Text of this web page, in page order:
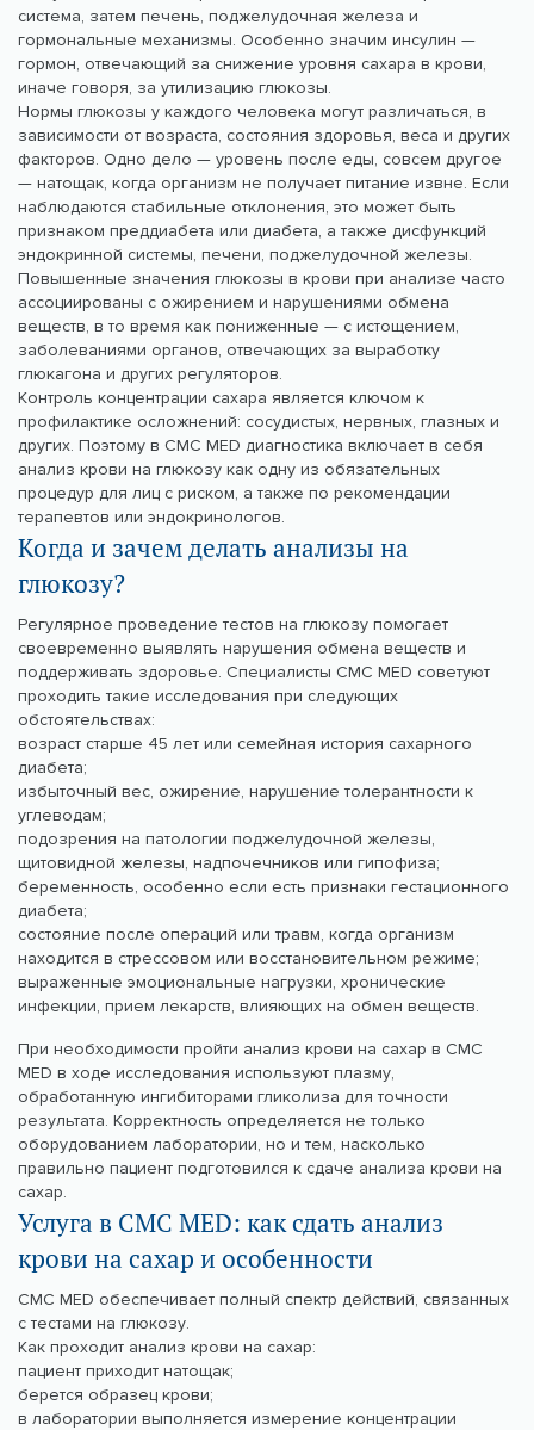
система, затем печень, поджелудочная железа и
гормональные механизмы. Особенно значим инсулин —
гормон, отвечающий за снижение уровня сахара в крови,
иначе говоря, за утилизацию глюкозы.
Нормы глюкозы у каждого человека могут различаться, в
зависимости от возраста, состояния здоровья, веса и других
факторов. Одно дело — уровень после еды, совсем другое
— натощак, когда организм не получает питание извне. Если
наблюдаются стабильные отклонения, это может быть
признаком преддиабета или диабета, а также дисфункций
эндокринной системы, печени, поджелудочной железы.
Повышенные значения глюкозы в крови при анализе часто
ассоциированы с ожирением и нарушениями обмена
веществ, в то время как пониженные — с истощением,
заболеваниями органов, отвечающих за выработку
глюкагона и других регуляторов.
Контроль концентрации сахара является ключом к
профилактике осложнений: сосудистых, нервных, глазных и
других. Поэтому в CMC MED диагностика включает в себя
анализ крови на глюкозу как одну из обязательных
процедур для лиц с риском, а также по рекомендации
терапевтов или эндокринологов.
Когда и зачем делать анализы на
глюкозу?
Регулярное проведение тестов на глюкозу помогает
своевременно выявлять нарушения обмена веществ и
поддерживать здоровье. Специалисты CMC MED советуют
проходить такие исследования при следующих
обстоятельствах:
возраст старше 45 лет или семейная история сахарного
диабета;
избыточный вес, ожирение, нарушение толерантности к
углеводам;
подозрения на патологии поджелудочной железы,
щитовидной железы, надпочечников или гипофиза;
беременность, особенно если есть признаки гестационного
диабета;
состояние после операций или травм, когда организм
находится в стрессовом или восстановительном режиме;
выраженные эмоциональные нагрузки, хронические
инфекции, прием лекарств, влияющих на обмен веществ.
При необходимости пройти анализ крови на сахар в CMC
MED в ходе исследования используют плазму,
обработанную ингибиторами гликолиза для точности
результата. Корректность определяется не только
оборудованием лаборатории, но и тем, насколько
правильно пациент подготовился к сдаче анализа крови на
сахар.
Услуга в CMC MED: как сдать анализ
крови на сахар и особенности
CMC MED обеспечивает полный спектр действий, связанных
с тестами на глюкозу.
Как проходит анализ крови на сахар:
пациент приходит натощак;
берется образец крови;
в лаборатории выполняется измерение концентрации